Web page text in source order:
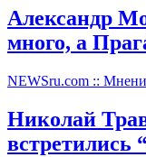
Александр
много, а
NEWSru.com ::
Николай
встретились